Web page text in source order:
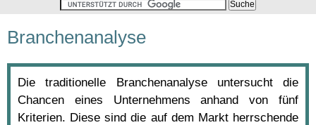
Branchenanalyse
Die traditionelle Branchenanalyse untersucht die
Chancen eines Unternehmens anhand von fünf
Kriterien. Diese sind die auf dem Markt herrschende